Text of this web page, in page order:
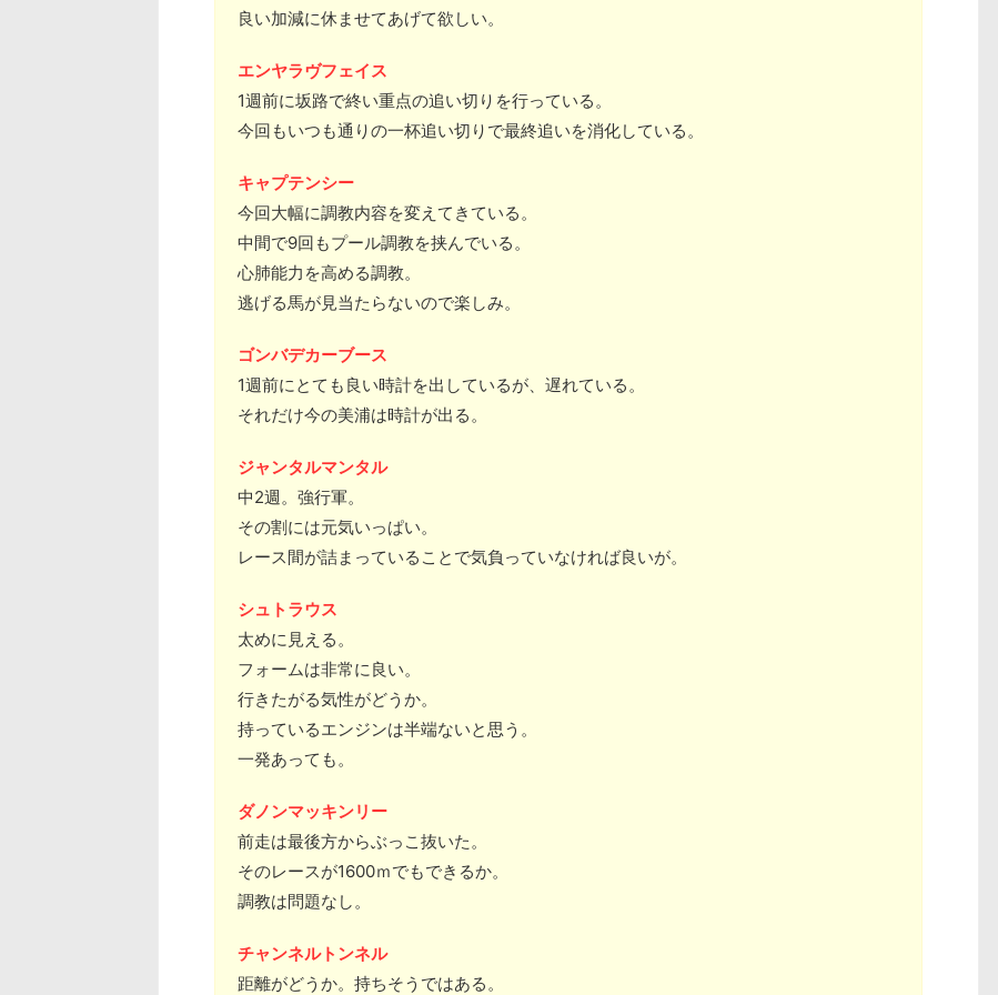
良い加減に休ませてあげて欲しい。
エンヤラヴフェイス
1週前に坂路で終い重点の追い切りを行っている。
今回もいつも通りの一杯追い切りで最終追いを消化している。
キャプテンシー
今回大幅に調教内容を変えてきている。
中間で9回もプール調教を挟んでいる。
心肺能力を高める調教。
逃げる馬が見当たらないので楽しみ。
ゴンバデカーブース
1週前にとても良い時計を出しているが、遅れている。
それだけ今の美浦は時計が出る。
ジャンタルマンタル
中2週。強行軍。
その割には元気いっぱい。
レース間が詰まっていることで気負っていなければ良いが。
シュトラウス
太めに見える。
フォームは非常に良い。
行きたがる気性がどうか。
持っているエンジンは半端ないと思う。
一発あっても。
ダノンマッキンリー
前走は最後方からぶっこ抜いた。
そのレースが1600ｍでもできるか。
調教は問題なし。
チャンネルトンネル
距離がどうか。持ちそうではある。